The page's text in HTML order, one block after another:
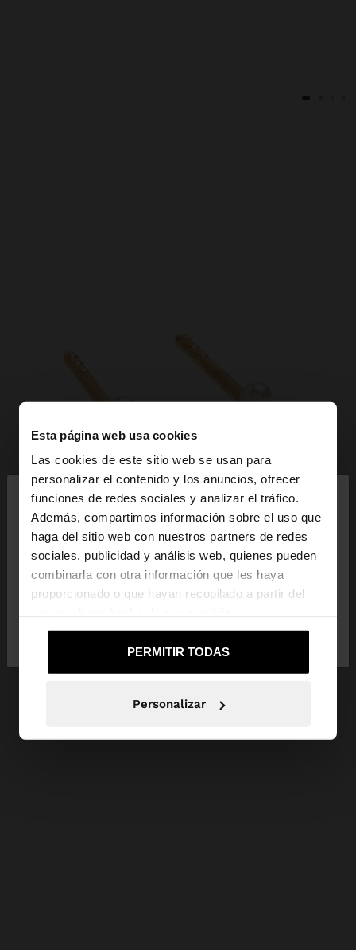
Esta página web usa cookies
Las cookies de este sitio web se usan para
personalizar el contenido y los anuncios, ofrecer
funciones de redes sociales y analizar el tráfico.
Además, compartimos información sobre el uso que
haga del sitio web con nuestros partners de redes
sociales, publicidad y análisis web, quienes pueden
combinarla con otra información que les haya
proporcionado o que hayan recopilado a partir del
PERMITIR TODAS
Personalizar
hola
Estás accediendo a la web de España. ¿Quieres ir a
la web de United States?